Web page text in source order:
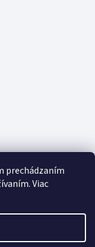
prechádzaním
Viac